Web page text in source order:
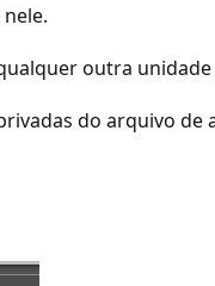
outra
do arquivo de